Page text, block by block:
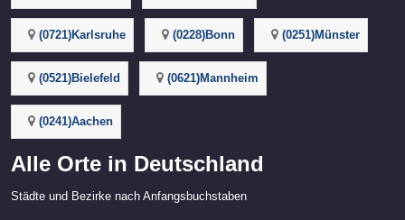
(0721)Karlsruhe (0228)Bonn (0251)Münster
(0521)Bielefeld (0621)Mannheim
(0241)Aachen
Alle Orte in Deutschland
Städte und Bezirke nach Anfangsbuchstaben